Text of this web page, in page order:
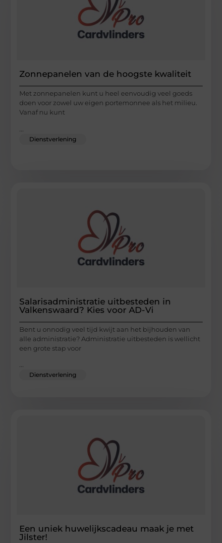
Zonnepanelen van de hoogste kwaliteit
Met zonnepanelen kunt u heel eenvoudig veel goeds
doen voor zowel uw eigen portemonnee als het milieu.
Vanaf nu kunt
Dienstverlening
Salarisadministratie uitbesteden in
Valkenswaard? Kies voor AD-Vi
Bent u onnodig veel tijd kwijt aan het bijhouden van
alle administratie? Administratie uitbesteden is wellicht
een grote stap voor
...
Dienstverlening
Een uniek huwelijkscadeau maak je met
Jilster!